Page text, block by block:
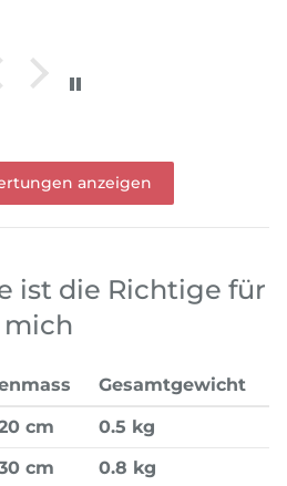
anzeigen
ist die Richtige für
mich
Gesamtgewicht
cm
0.5 kg
cm
0.8 kg